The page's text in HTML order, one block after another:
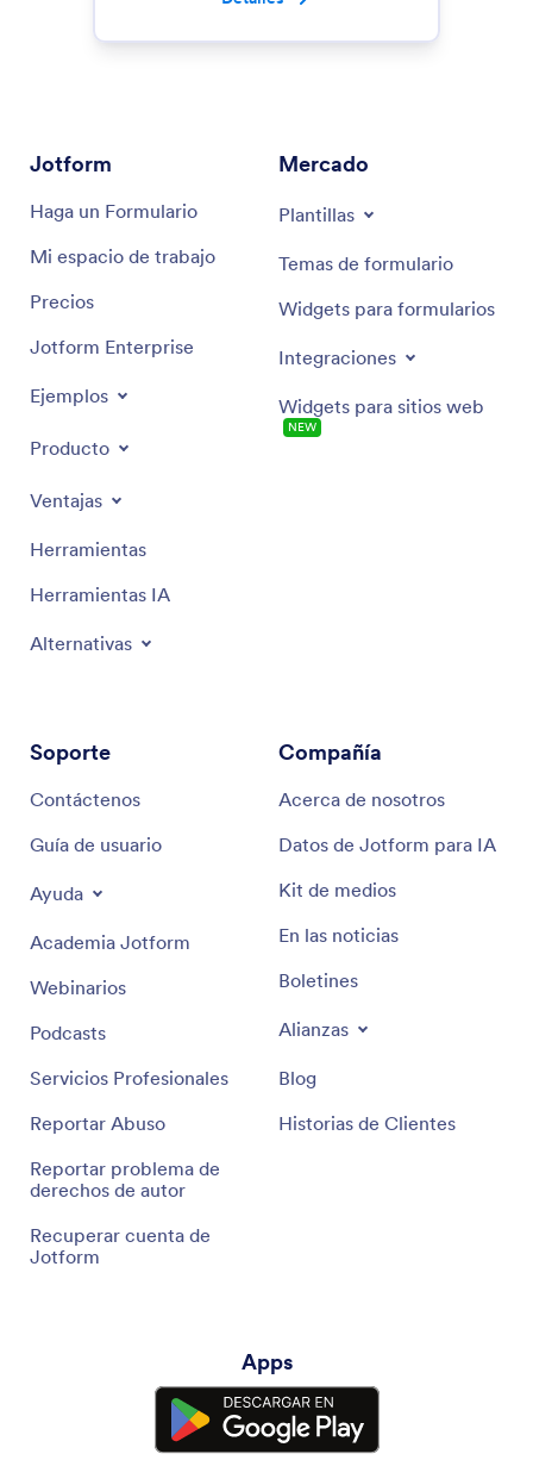
Jotform
Haga un Formulario
Mi espacio de trabajo
Precios
Jotform Enterprise
Ejemplos
Producto
Ventajas
Herramientas
Herramientas IA
Alternativas
Mercado
Plantillas
Temas de formulario
Widgets para formularios
Integraciones
Widgets para sitios web
NEW
Soporte
Contáctenos
Guía de usuario
Ayuda
Academia Jotform
Webinarios
Podcasts
Servicios Profesionales
Reportar Abuso
Reportar problema de
derechos de autor
Recuperar cuenta de
Jotform
Compañía
Acerca de nosotros
Datos de Jotform para IA
Kit de medios
En las noticias
Boletines
Alianzas
Blog
Historias de Clientes
Apps